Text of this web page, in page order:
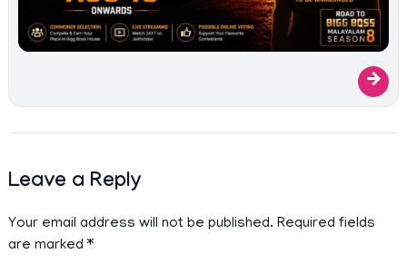
→
Leave a Reply
Your email address will not be published. Required fields
are marked*